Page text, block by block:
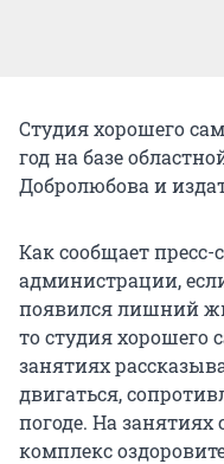
Студия хорошего
год на базе
Добролюбова и
Как сообщает
администрации,
появился лишний
то студия хорошего
занятиях
двигаться,
погоде. На
комплекс